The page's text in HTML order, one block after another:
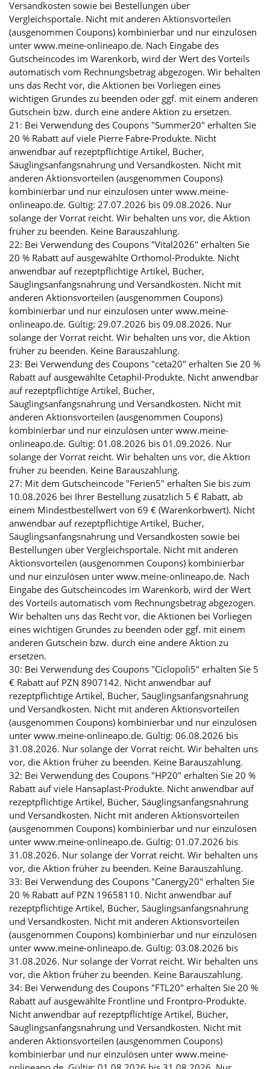
Versandkosten sowie bei Bestellungen über
Vergleichsportale. Nicht mit anderen Aktionsvorteilen
(ausgenommen Coupons) kombinierbar und nur einzulösen
unter www.meine-onlineapo.de. Nach Eingabe des
Gutscheincodes im Warenkorb, wird der Wert des Vorteils
automatisch vom Rechnungsbetrag abgezogen. Wir behalten
uns das Recht vor, die Aktionen bei Vorliegen eines
wichtigen Grundes zu beenden oder ggf. mit einem anderen
Gutschein bzw. durch eine andere Aktion zu ersetzen.
21: Bei Verwendung des Coupons "Summer20" erhalten Sie
20 % Rabatt auf viele Pierre Fabre-Produkte. Nicht
anwendbar auf rezeptpflichtige Artikel, Bücher,
Säuglingsanfangsnahrung und Versandkosten. Nicht mit
anderen Aktionsvorteilen (ausgenommen Coupons)
kombinierbar und nur einzulösen unter www.meine-
onlineapo.de. Gültig: 27.07.2026 bis 09.08.2026. Nur
solange der Vorrat reicht. Wir behalten uns vor, die Aktion
früher zu beenden. Keine Barauszahlung.
22: Bei Verwendung des Coupons "Vital2026" erhalten Sie
20 % Rabatt auf ausgewählte Orthomol-Produkte. Nicht
anwendbar auf rezeptpflichtige Artikel, Bücher,
Säuglingsanfangsnahrung und Versandkosten. Nicht mit
anderen Aktionsvorteilen (ausgenommen Coupons)
kombinierbar und nur einzulösen unter www.meine-
onlineapo.de. Gültig: 29.07.2026 bis 09.08.2026. Nur
solange der Vorrat reicht. Wir behalten uns vor, die Aktion
früher zu beenden. Keine Barauszahlung.
23: Bei Verwendung des Coupons "ceta20" erhalten Sie 20 %
Rabatt auf ausgewählte Cetaphil-Produkte. Nicht anwendbar
auf rezeptpflichtige Artikel, Bücher,
Säuglingsanfangsnahrung und Versandkosten. Nicht mit
anderen Aktionsvorteilen (ausgenommen Coupons)
kombinierbar und nur einzulösen unter www.meine-
onlineapo.de. Gültig: 01.08.2026 bis 01.09.2026. Nur
solange der Vorrat reicht. Wir behalten uns vor, die Aktion
früher zu beenden. Keine Barauszahlung.
27: Mit dem Gutscheincode "Ferien5" erhalten Sie bis zum
10.08.2026 bei Ihrer Bestellung zusätzlich 5 € Rabatt, ab
einem Mindestbestellwert von 69 € (Warenkorbwert). Nicht
anwendbar auf rezeptpflichtige Artikel, Bücher,
Säuglingsanfangsnahrung und Versandkosten sowie bei
Bestellungen über Vergleichsportale. Nicht mit anderen
Aktionsvorteilen (ausgenommen Coupons) kombinierbar
und nur einzulösen unter www.meine-onlineapo.de. Nach
Eingabe des Gutscheincodes im Warenkorb, wird der Wert
des Vorteils automatisch vom Rechnungsbetrag abgezogen.
Wir behalten uns das Recht vor, die Aktionen bei Vorliegen
eines wichtigen Grundes zu beenden oder ggf. mit einem
anderen Gutschein bzw. durch eine andere Aktion zu
ersetzen.
30: Bei Verwendung des Coupons "Ciclopoli5" erhalten Sie 5
€ Rabatt auf PZN 8907142. Nicht anwendbar auf
rezeptpflichtige Artikel, Bücher, Säuglingsanfangsnahrung
und Versandkosten. Nicht mit anderen Aktionsvorteilen
(ausgenommen Coupons) kombinierbar und nur einzulösen
unter www.meine-onlineapo.de. Gültig: 06.08.2026 bis
31.08.2026. Nur solange der Vorrat reicht. Wir behalten uns
vor, die Aktion früher zu beenden. Keine Barauszahlung.
32: Bei Verwendung des Coupons "HP20" erhalten Sie 20 %
Rabatt auf viele Hansaplast-Produkte. Nicht anwendbar auf
rezeptpflichtige Artikel, Bücher, Säuglingsanfangsnahrung
und Versandkosten. Nicht mit anderen Aktionsvorteilen
(ausgenommen Coupons) kombinierbar und nur einzulösen
unter www.meine-onlineapo.de. Gültig: 01.07.2026 bis
31.08.2026. Nur solange der Vorrat reicht. Wir behalten uns
vor, die Aktion früher zu beenden. Keine Barauszahlung.
33: Bei Verwendung des Coupons "Canergy20" erhalten Sie
20 % Rabatt auf PZN 19658110. Nicht anwendbar auf
rezeptpflichtige Artikel, Bücher, Säuglingsanfangsnahrung
und Versandkosten. Nicht mit anderen Aktionsvorteilen
(ausgenommen Coupons) kombinierbar und nur einzulösen
unter www.meine-onlineapo.de. Gültig: 03.08.2026 bis
31.08.2026. Nur solange der Vorrat reicht. Wir behalten uns
vor, die Aktion früher zu beenden. Keine Barauszahlung.
34: Bei Verwendung des Coupons "FTL20" erhalten Sie 20 %
Rabatt auf ausgewählte Frontline und Frontpro-Produkte.
Nicht anwendbar auf rezeptpflichtige Artikel, Bücher,
Säuglingsanfangsnahrung und Versandkosten. Nicht mit
anderen Aktionsvorteilen (ausgenommen Coupons)
kombinierbar und nur einzulösen unter www.meine-